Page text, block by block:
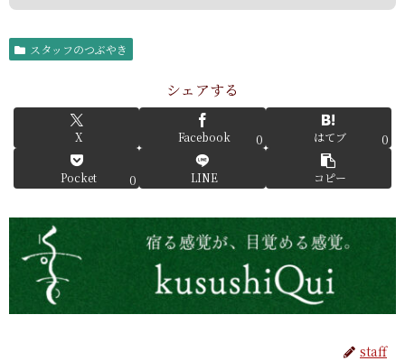
スタッフのつぶやき
シェアする
X Facebook 0 はてブ 0
Pocket 0 LINE コピー
staff